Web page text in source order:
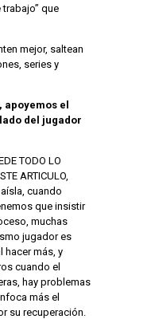
trabajo” que
mejor, saltean
series y
el
del jugador
TODO LO
ARTICULO,
cuando
que insistir
muchas
jugador es
hacer más, y
cuando el
hay problemas
más el
su recuperación.